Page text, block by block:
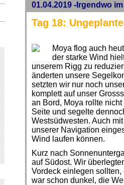
01.04.2019 -Irgendwo
Tag 18:
Moya flog auch
der starke Wind
unserem Rigg zu
änderten unsere
setzten wir nur noch
komplett auf unser
an Bord, Moya rollte
Seite und segelte
Westsüdwesten. Auch
unserer Navigation
Wind laufen können.
Kurz nach
auf Südost. Wir
Vordeck einlegen
war schon dunkel, die